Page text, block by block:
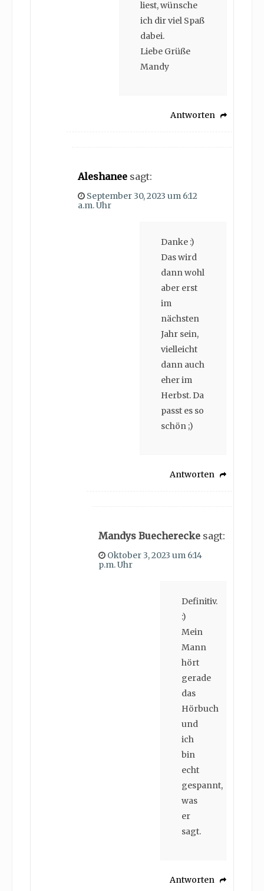
liest, wünsche
ich dir viel Spaß
dabei.
Liebe Grüße
Mandy
Antworten
Aleshanee sagt:
September 30, 2023 um 6:12
a.m. Uhr
Danke :)
Das wird
dann wohl
aber erst
im
nächsten
Jahr sein,
vielleicht
dann auch
eher im
Herbst. Da
passt es so
schön ;)
Antworten
Mandys Buecherecke sagt:
Oktober 3, 2023 um 6:14
p.m. Uhr
Definitiv.
:)
Mein
Mann
hört
gerade
das
Hörbuch
und
ich
bin
echt
gespannt,
was
er
sagt.
Antworten